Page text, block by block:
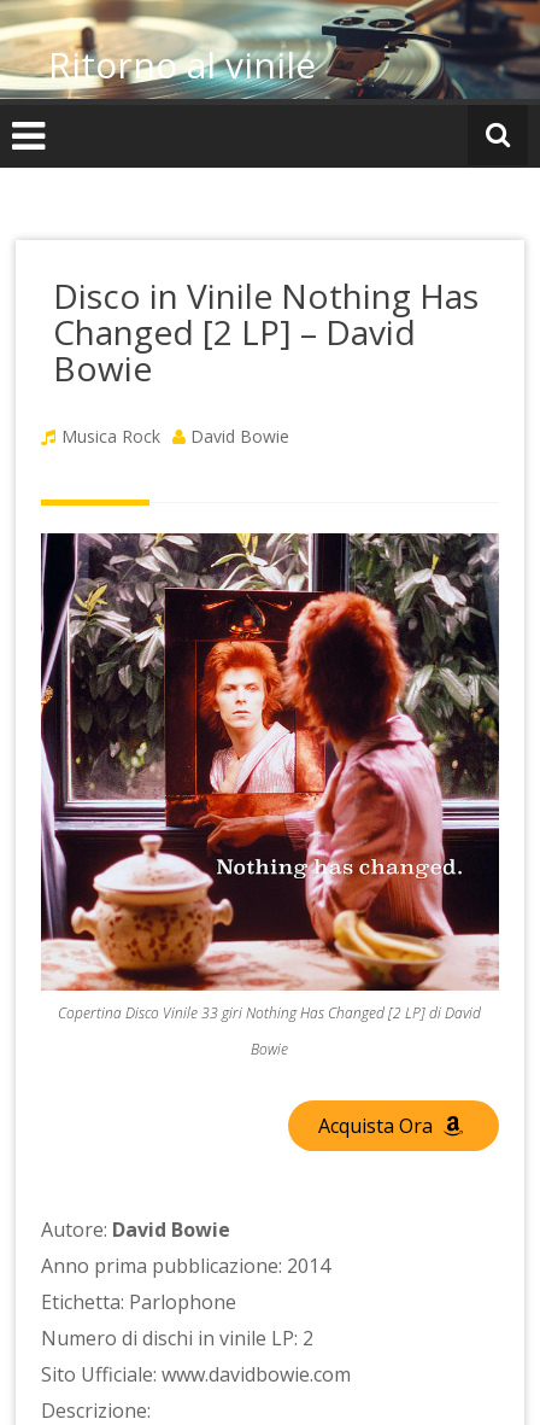
Vai
al
contenutoRitorno al vinile
Disco in Vinile Nothing Has
Changed [2 LP] – David
Bowie
Musica Rock David Bowie
Copertina Disco Vinile 33 giri Nothing Has Changed [2 LP] di David
Bowie
Acquista Ora
Autore: David Bowie
Anno prima pubblicazione: 2014
Etichetta: Parlophone
Numero di dischi in vinile LP: 2
Sito Ufficiale: www.davidbowie.com
Descrizione: